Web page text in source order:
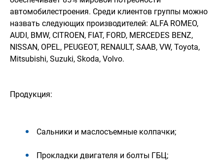
автомобилестроения. Среди клиентов группы можно
назвать следующих производителей: ALFA ROMEO,
AUDI, BMW, CITROEN, FIAT, FORD, MERCEDES BENZ,
NISSAN, OPEL, PEUGEOT, RENAULT, SAAB, VW, Toyota,
Mitsubishi, Suzuki, Skoda, Volvo.
Продукция:
Сальники и маслосъемные колпачки;
Прокладки двигателя и болты ГБЦ;